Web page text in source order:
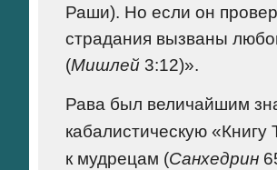
Раши). Но если он
страдания вызваны
(Мишлей 3:12)».
Рава был величайшим
кабалистическую «Книгу
к мудрецам (Санхедрин